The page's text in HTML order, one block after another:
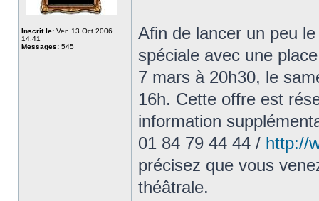
Inscrit le: Ven 13 Oct 2006
14:41
Messages: 545
Afin de lancer un peu
spéciale avec une
7 mars à 20h30, le
16h. Cette offre est
information
01 84 79 44 44 / http://
précisez que vous
théâtrale.